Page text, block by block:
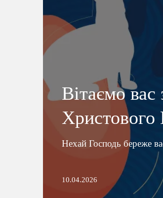
Вітаємо вас
Христового
Нехай Господь береже
10.04.2026